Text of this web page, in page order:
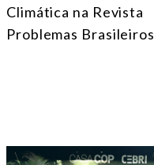
Climática na Revista
Problemas Brasileiros